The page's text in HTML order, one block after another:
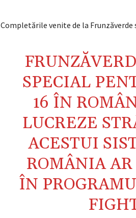
Completările venite de la Frunzăverde
SPECIAL
16 ÎN
LUCREZE
ACESTUI
ROMÂNIA
ÎN